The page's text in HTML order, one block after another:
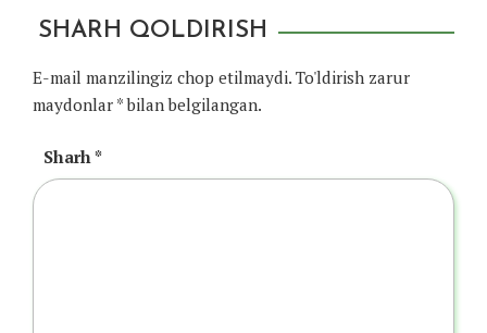
SHARH QOLDIRISH
E-mail manzilingiz chop etilmaydi. To'ldirish zarur
maydonlar *bilan belgilangan.
Sharh *